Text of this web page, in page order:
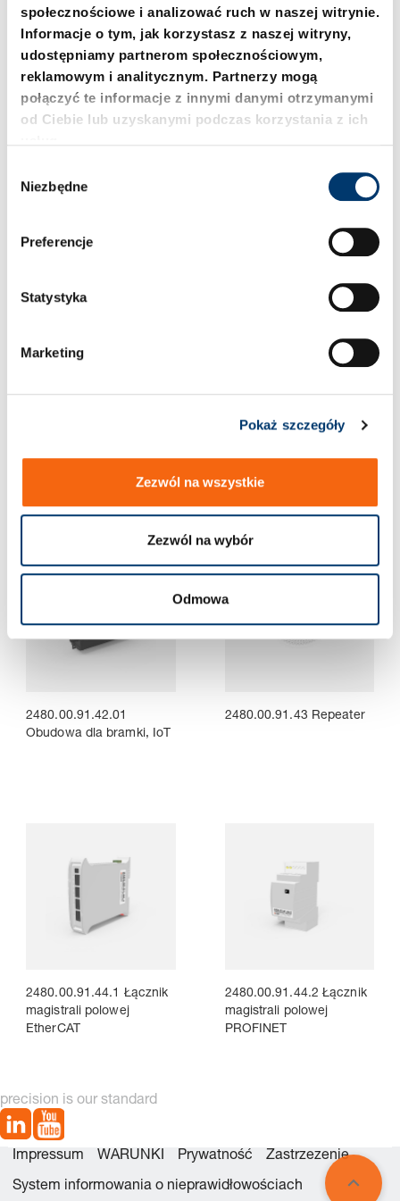
społecznościowe i analizować ruch w naszej witrynie.
Informacje o tym, jak korzystasz z naszej witryny,
udostępniamy partnerom społecznościowym,
reklamowym i analitycznym. Partnerzy mogą
połączyć te informacje z innymi danymi otrzymanymi
od Ciebie lub uzyskanymi podczas korzystania z ich
Niezbędne
Preferencje
Statystyka
Marketing
Pokaż szczegóły
Zezwól na wszystkie
Zezwól na wybór
Odmowa
Adapter układu
napełniania do
gromadzenia danych
IoT
2480.00.91.42.01
Obudowa dla bramki, IoT
2480.00.91.43 Repeater
2480.00.91.44.1 Łącznik
magistrali polowej
EtherCAT
2480.00.91.44.2 Łącznik
magistrali polowej
PROFINET
precision is our standard
Impressum WARUNKI Prywatność Zastrzezenie
System informowania o nieprawidłowościach